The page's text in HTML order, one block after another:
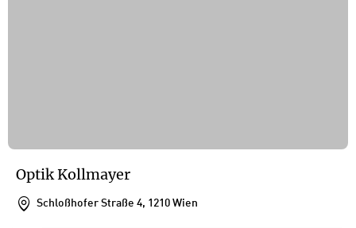
Optik Kollmayer
Schloßhofer Straße 4, 1210 Wien